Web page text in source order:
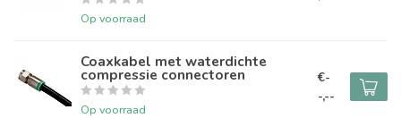
Op voorraad
Coaxkabel met waterdichte
compressie connectoren
Op voorraad
€-
-,--